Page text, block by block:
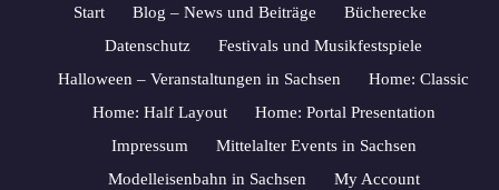
Start Blog – News und Beiträge
Bücherecke
Datenschutz
Festivals und Musikfestspiele
Halloween – Veranstaltungen in Sachsen
Home: Classic
Home: Half Layout
Home: Portal Presentation
Impressum
Mittelalter Events in Sachsen
Modelleisenbahn in Sachsen
My Account